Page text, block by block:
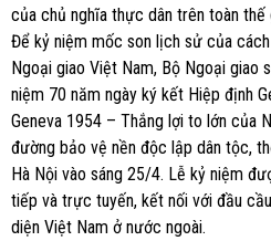
của chủ nghĩa thực dân trên toàn thế
Để kỷ niệm mốc son lịch sử của
Ngoại giao Việt Nam, Bộ Ngoại giao
niệm 70 năm ngày ký kết Hiệp định
Geneva 1954 – Thắng lợi to lớn của
đường bảo vệ nền độc lập dân tộc,
Hà Nội vào sáng 25/4. Lễ kỷ niệm
tiếp và trực tuyến, kết nối với đầu
diện Việt Nam ở nước ngoài.